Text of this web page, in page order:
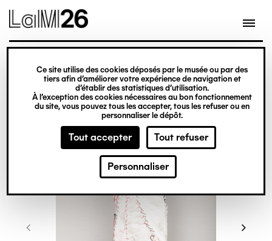
Gestion des cookies
Ce site utilise des cookies déposés par le musée ou par des
tiers afin d’améliorer votre expérience de navigation et
d’établir des statistiques d’utilisation.
À l’exception des cookies nécessaires au bon fonctionnement
du site, vous pouvez tous les accepter, tous les refuser ou en
personnaliser le dépôt.
Tout accepter Tout refuser
Personnaliser
contenu